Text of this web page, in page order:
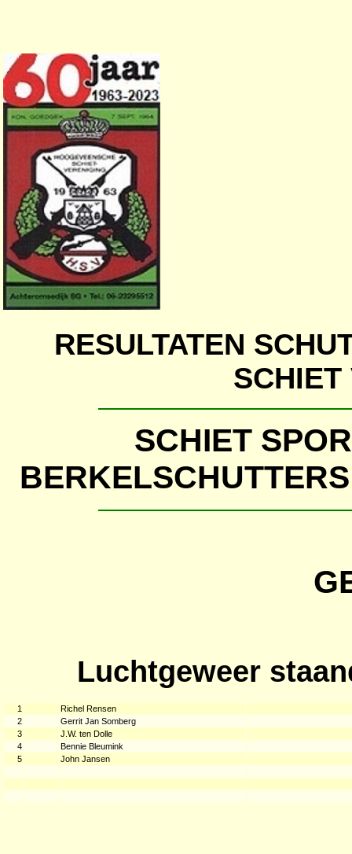
RESULTATEN
SCHIET
SCHIET
Luchtgeweer
1
Richel Rensen
2
Gerrit Jan Somberg
3
J.W. ten Dolle
4
Bennie Bleumink
5
John Jansen